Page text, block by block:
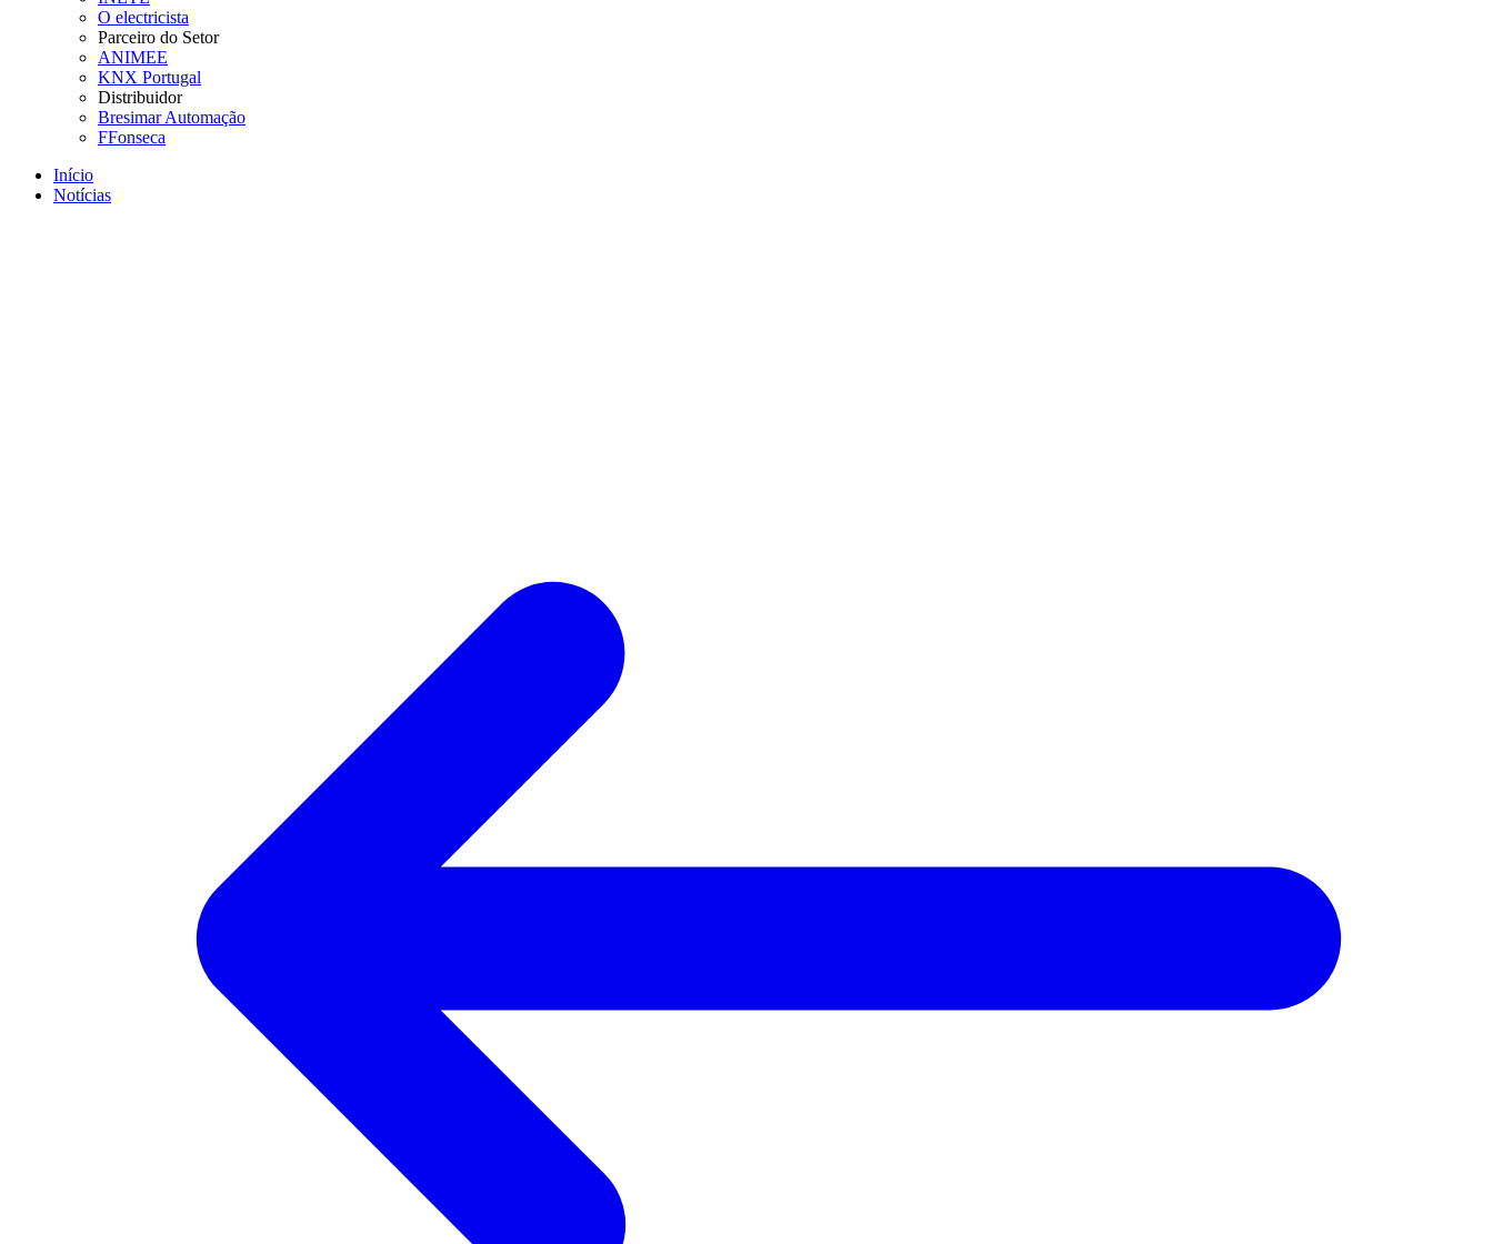
O electricista
Parceiro do Setor
ANIMEE
KNX Portugal
Distribuidor
Bresimar Automação
FFonseca
Início
Notícias